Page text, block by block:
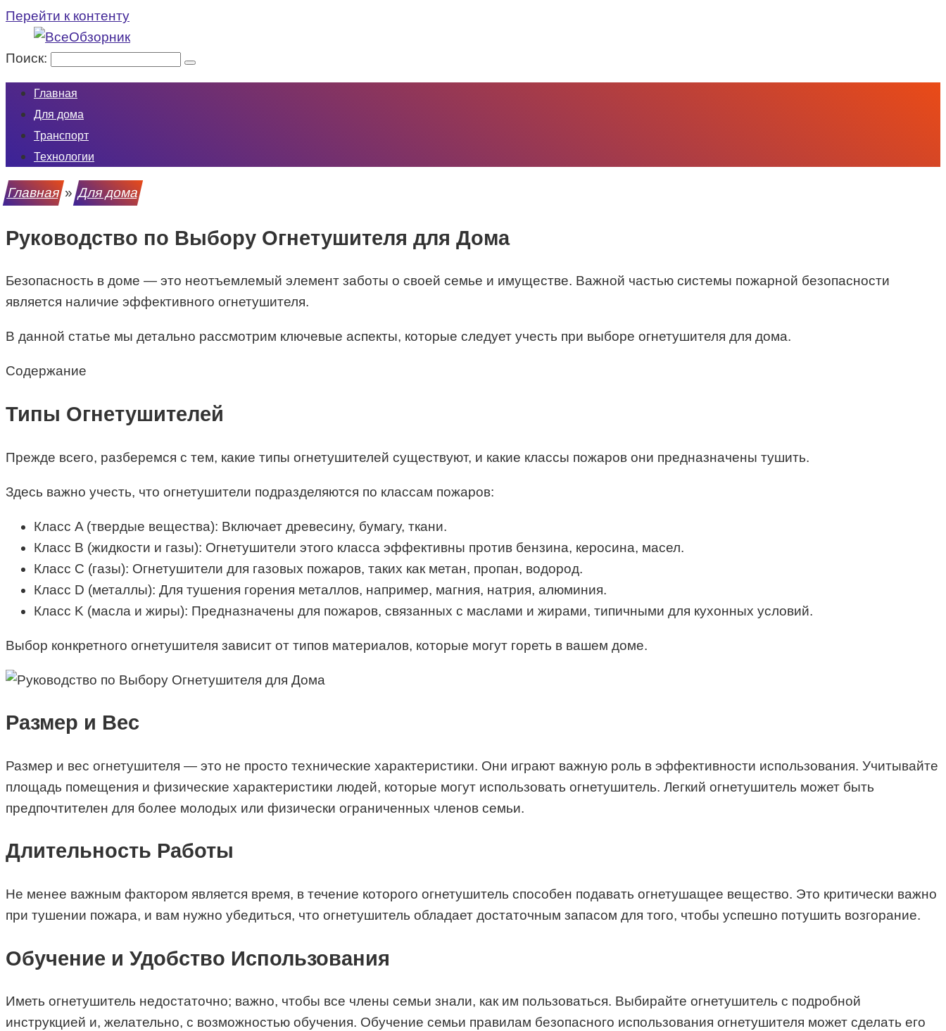
Перейти к контенту
Поиск:
Главная
Для дома
Транспорт
Технологии
Главная»Для дома
Руководство по Выбору Огнетушителя для Дома
Безопасность в доме — это неотъемлемый элемент заботы о своей семье и имуществе. Важной частью системы пожарной безопасности
является наличие эффективного огнетушителя.
В данной статье мы детально рассмотрим ключевые аспекты, которые следует учесть при выборе огнетушителя для дома.
Содержание
Типы Огнетушителей
Прежде всего, разберемся с тем, какие типы огнетушителей существуют, и какие классы пожаров они предназначены тушить.
Здесь важно учесть, что огнетушители подразделяются по классам пожаров:
Класс A (твердые вещества): Включает древесину, бумагу, ткани.
Класс B (жидкости и газы): Огнетушители этого класса эффективны против бензина, керосина, масел.
Класс C (газы): Огнетушители для газовых пожаров, таких как метан, пропан, водород.
Класс D (металлы): Для тушения горения металлов, например, магния, натрия, алюминия.
Класс K (масла и жиры): Предназначены для пожаров, связанных с маслами и жирами, типичными для кухонных условий.
Выбор конкретного огнетушителя зависит от типов материалов, которые могут гореть в вашем доме.
Размер и Вес
Размер и вес огнетушителя — это не просто технические характеристики. Они играют важную роль в эффективности использования. Учитывайте
площадь помещения и физические характеристики людей, которые могут использовать огнетушитель. Легкий огнетушитель может быть
предпочтителен для более молодых или физически ограниченных членов семьи.
Длительность Работы
Не менее важным фактором является время, в течение которого огнетушитель способен подавать огнетушащее вещество. Это критически важно
при тушении пожара, и вам нужно убедиться, что огнетушитель обладает достаточным запасом для того, чтобы успешно потушить возгорание.
Обучение и Удобство Использования
Иметь огнетушитель недостаточно; важно, чтобы все члены семьи знали, как им пользоваться. Выбирайте огнетушитель с подробной
инструкцией и, желательно, с возможностью обучения. Обучение семьи правилам безопасного использования огнетушителя может сделать его